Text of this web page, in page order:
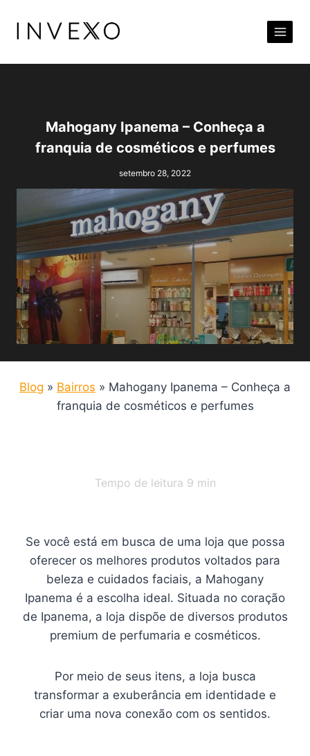
para
Conteúdo
Mahogany Ipanema – Conheça a
franquia de cosméticos e perfumes
setembro 28, 2022
Blog » Bairros » Mahogany Ipanema – Conheça a
franquia de cosméticos e perfumes
Tempo de leitura 9 min
Se você está em busca de uma loja que possa
oferecer os melhores produtos voltados para
beleza e cuidados faciais, a Mahogany
Ipanema é a escolha ideal. Situada no coração
de Ipanema, a loja dispõe de diversos produtos
premium de perfumaria e cosméticos.
Por meio de seus itens, a loja busca
transformar a exuberância em identidade e
criar uma nova conexão com os sentidos.